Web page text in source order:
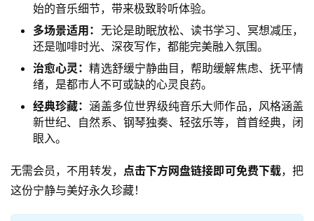
始的音乐细节，带来极致聆听体验。
多场景适用： 无论是助眠放松、读书学习、冥想减压，
还是咖啡时光、深夜写作，都能完美融入氛围。
治愈心灵：精选舒缓宁静曲目，帮助缓解焦虑、抚平情
绪，是都市人不可或缺的心灵良药。
经典珍藏：涵盖多位世界级纯音乐大师作品，风格涵盖
新世纪、自然系、钢琴独奏、轻弦乐等，首首经典，闭
眼入。
无需会员，不用转发， 点击下方网盘链接即可免费下载，把
这份宁静与美好永久珍藏！